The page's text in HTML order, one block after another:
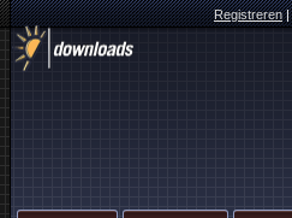
Registreren|